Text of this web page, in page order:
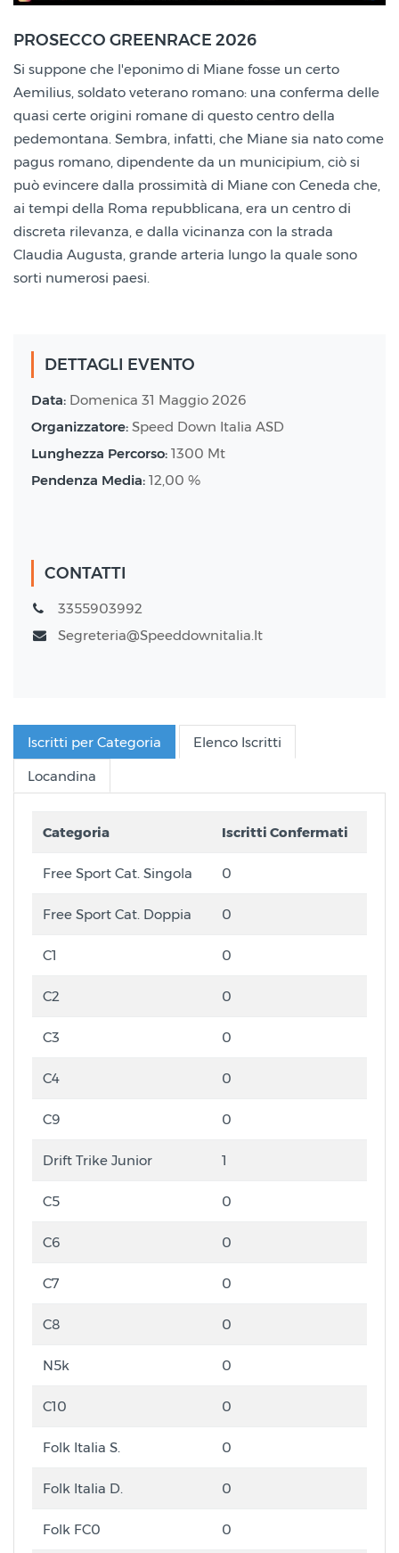
2026
PROSECCO GREENRACE 2026
Si suppone che l'eponimo di Miane fosse un certo
Aemilius, soldato veterano romano: una conferma delle
quasi certe origini romane di questo centro della
pedemontana. Sembra, infatti, che Miane sia nato come
pagus romano, dipendente da un municipium, ciò si
può evincere dalla prossimità di Miane con Ceneda che,
ai tempi della Roma repubblicana, era un centro di
discreta rilevanza, e dalla vicinanza con la strada
Claudia Augusta, grande arteria lungo la quale sono
sorti numerosi paesi.
DETTAGLI EVENTO
Data: Domenica 31 Maggio 2026
Organizzatore: Speed Down Italia ASD
Lunghezza Percorso: 1300 Mt
Pendenza Media: 12,00 %
CONTATTI
3355903992
Segreteria@speeddownitalia.it
Iscritti per Categoria
Elenco Iscritti
Locandina
Categoria Iscritti Confermati
Free Sport Cat. Singola 0
Free Sport Cat. Doppia 0
C1 0
C2 0
C3 0
C4 0
C9 0
Drift Trike Junior 1
C5 0
C6 0
C7 0
C8 0
N5k 0
C10 0
Folk Italia S. 0
Folk Italia D. 0
Folk FC0 0